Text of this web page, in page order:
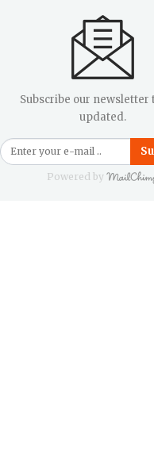
Subscribe our newsletter
updated.
Powered by